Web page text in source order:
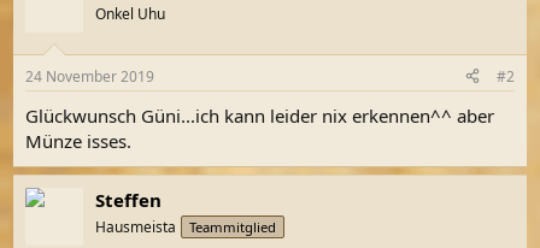
e
:
Onkel Uhu
24 November 2019 #2
Glückwunsch Güni...ich kann leider nix erkennen^^ aber
Münze isses.
Steffen
Hausmeista Teammitglied